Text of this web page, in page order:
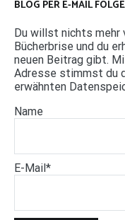
BLOG PER E-MAIL
Du willst nichts mehr
Bücherbrise und du
neuen Beitrag gibt.
Adresse stimmst du
erwähnten
Name
E-Mail*